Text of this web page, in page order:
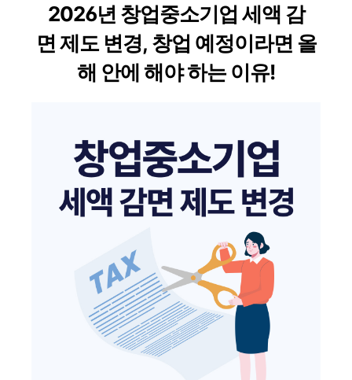
2026년 창업중소기업 세액 감
면 제도 변경, 창업 예정이라면 올
해 안에 해야 하는 이유!